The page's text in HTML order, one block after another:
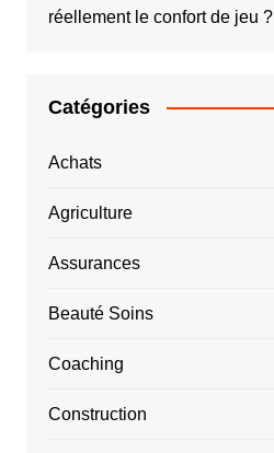
réellement le confort de jeu ?
Catégories
Achats
Agriculture
Assurances
Beauté Soins
Coaching
Construction